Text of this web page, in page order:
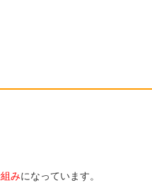
みになっています。